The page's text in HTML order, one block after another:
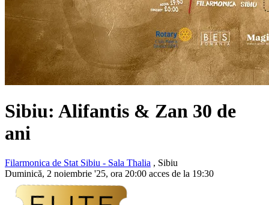
Sibiu: Alifantis & Zan 30 de
ani
Filarmonica de Stat Sibiu - Sala Thalia , Sibiu
Duminică, 2 noiembrie '25, ora 20:00 acces de la 19:30